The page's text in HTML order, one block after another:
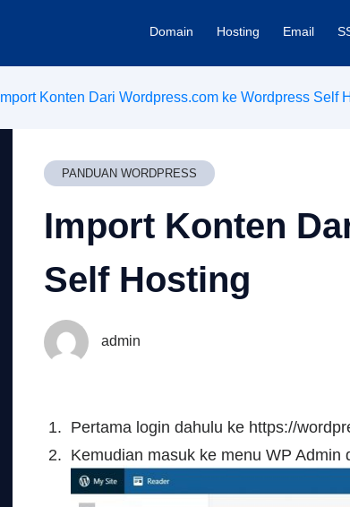
Domain Hosting Email
Import Konten Dari Wordpress.com ke Wordpress Self
PANDUAN WORDPRESS
Import Konten
Self Hosting
admin
Pertama login dahulu ke https://
Kemudian masuk ke menu WP Admin